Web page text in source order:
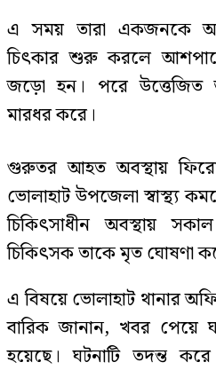
এ সময় তারা একজনকে
চিৎকার শুরু করলে
জড়ো হন। পরে
মারধর করে।
গুরুতর আহত অবস্থায়
ভোলাহাট উপজেলা স্বাস্থ্য
চিকিৎসাধীন অবস্থায়
চিকিৎসক তাকে মৃত ঘোষণা
এ বিষয়ে ভোলাহাট থানার
বারিক জানান, খবর পেয়ে
হয়েছে। ঘটনাটি তদন্ত